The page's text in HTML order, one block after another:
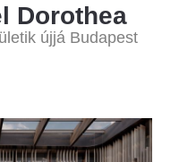
Dorothea
újjá Budapest